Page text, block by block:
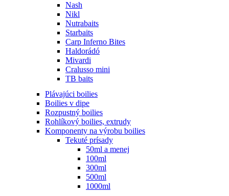
Nash
Nikl
Nutrabaits
Starbaits
Carp Inferno Bites
Haldorádó
Mivardi
Cralusso mini
TB baits
Plávajúci boilies
Boilies v dipe
Rozpustný boilies
Rohlíkový boilies, extrudy
Komponenty na výrobu boilies
Tekuté prísady
50ml a menej
100ml
300ml
500ml
1000ml